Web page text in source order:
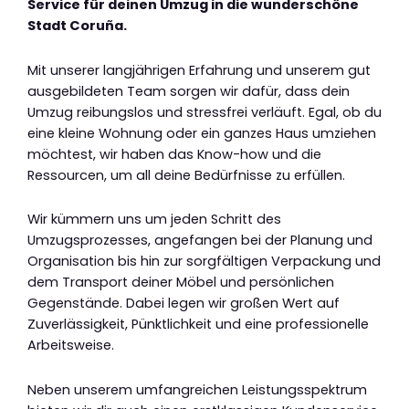
Service für deinen Umzug in die wunderschöne
Stadt Coruña.
Mit unserer langjährigen Erfahrung und unserem gut
ausgebildeten Team sorgen wir dafür, dass dein
Umzug reibungslos und stressfrei verläuft. Egal, ob du
eine kleine Wohnung oder ein ganzes Haus umziehen
möchtest, wir haben das Know-how und die
Ressourcen, um all deine Bedürfnisse zu erfüllen.
Wir kümmern uns um jeden Schritt des
Umzugsprozesses, angefangen bei der Planung und
Organisation bis hin zur sorgfältigen Verpackung und
dem Transport deiner Möbel und persönlichen
Gegenstände. Dabei legen wir großen Wert auf
Zuverlässigkeit, Pünktlichkeit und eine professionelle
Arbeitsweise.
Neben unserem umfangreichen Leistungsspektrum